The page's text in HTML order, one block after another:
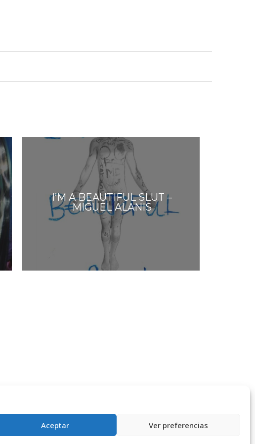
Aceptar Ver preferencias
I’M A BEAUTIFUL SLUT –
MIGUEL ALANIS